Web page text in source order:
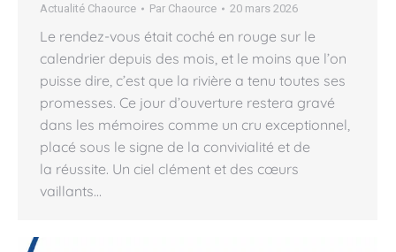
Actualité Chaource Par Chaource 20 mars 2026
Le rendez-vous était coché en rouge sur le
calendrier depuis des mois, et le moins que l’on
puisse dire, c’est que la rivière a tenu toutes ses
promesses. Ce jour d’ouverture restera gravé
dans les mémoires comme un cru exceptionnel,
placé sous le signe de la convivialité et de
la réussite. Un ciel clément et des cœurs
vaillants…